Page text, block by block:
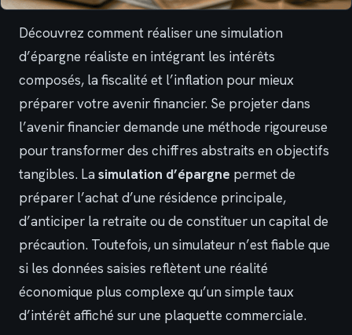
Découvrez comment réaliser une simulation
d’épargne réaliste en intégrant les intérêts
composés, la fiscalité et l’inflation pour mieux
préparer votre avenir financier. Se projeter dans
l’avenir financier demande une méthode rigoureuse
pour transformer des chiffres abstraits en objectifs
tangibles. Lasimulation d’épargne permet de
préparer l’achat d’une résidence principale,
d’anticiper la retraite ou de constituer un capital de
précaution. Toutefois, un simulateur n’est fiable que
si les données saisies reflètent une réalité
économique plus complexe qu’un simple taux
d’intérêt affiché sur une plaquette commerciale.